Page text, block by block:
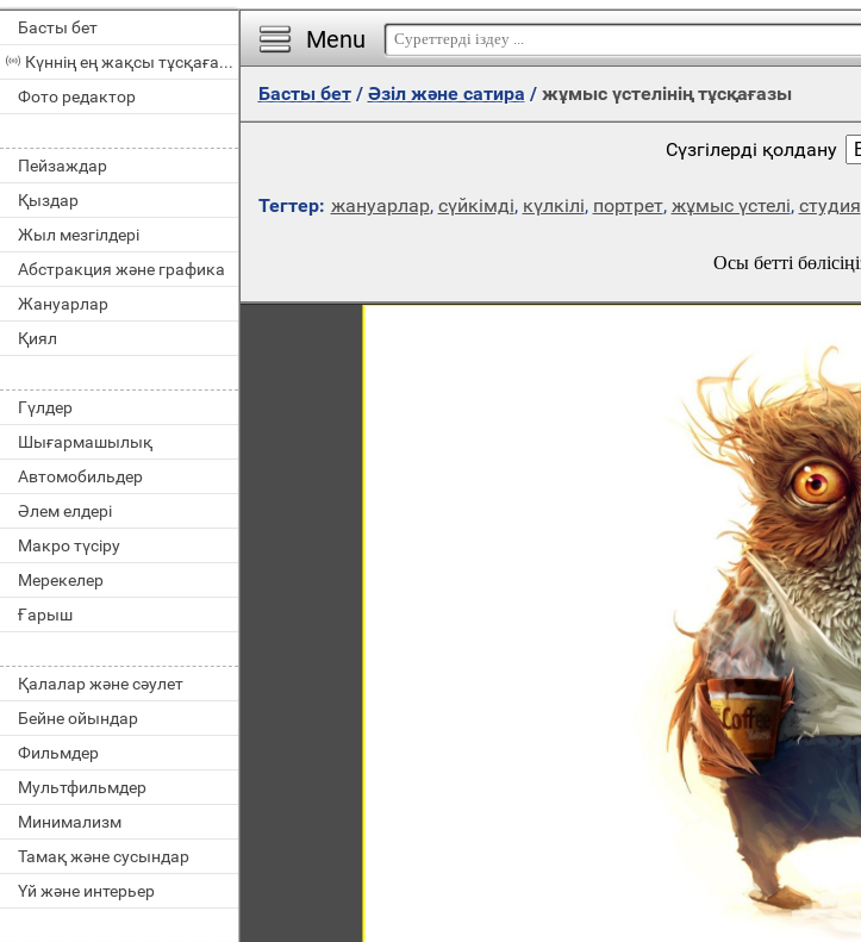
Басты бет
Күннің ең жақсы тұсқағазы
Фото редактор
Пейзаждар
Қыздар
Жыл мезгілдері
Абстракция және графика
Жануарлар
Қиял
Гүлдер
Шығармашылық
Автомобильдер
Әлем елдері
Макро түсіру
Мерекелер
Ғарыш
Қалалар және сәулет
Бейне ойындар
Фильмдер
Мультфильмдер
Минимализм
Тамақ және сусындар
Үй және интерьер
Menu
Басты бет/ Әзіл және сатира / жұмыс үстелінің тұсқағазы
Сүзгілерді қолдану
Тегтер: жануарлар, сүйкімді, күлкілі, портрет, жұмыс үстелі, студия